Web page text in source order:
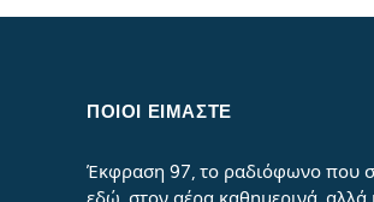
ΠΟΙΟΙ ΕΙΜΑΣΤΕ
Έκφραση 97, το ραδιόφωνο που